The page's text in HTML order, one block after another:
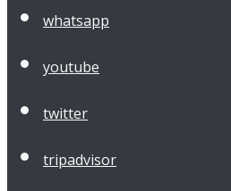
whatsapp
youtube
twitter
tripadvisor